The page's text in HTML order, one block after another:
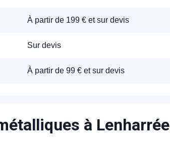
À partir de 199 € et sur devis
Sur devis
À partir de 99 € et sur devis
à Lenharrée